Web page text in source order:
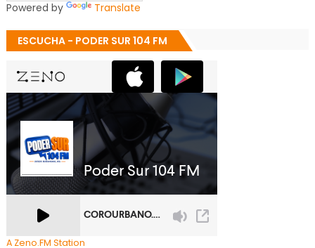
Powered by Translate
ESCUCHA - PODER SUR 104 FM
A Zeno.FM Station